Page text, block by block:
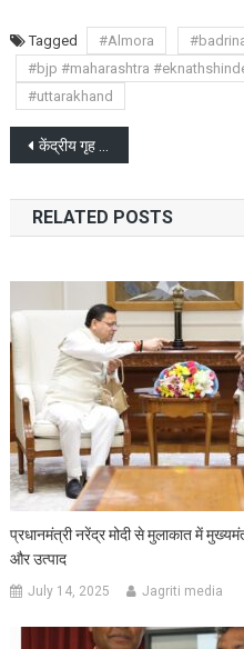
Tagged #Almora
#bjp #maharashtra
#uttarakhand
Post
navigation
केंद्रीय गृह मंत्री ने बंपर निवेश पर पीठ थपथपाई, साथ ही ब्रांडिंग भी की
RELATED POSTS
प्रधानमंत्री नरेंद्र मोदी से मुलाकात में
और उत्पाद
July 14, 2025 Jagriti media